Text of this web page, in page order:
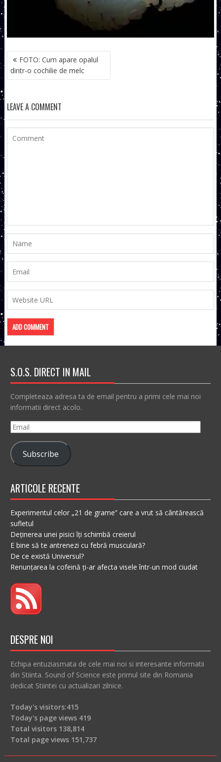
NAVIGARE
ÎN
ARTICOLE
FOTO: Cum apare opalul
dintr-o cochilie de melc
LEAVE A COMMENT
S.O.S. DIRECT IN MAIL
Completeaza adresa ta de email pentru a primi cele mai noi
informatii direct acolo.
Email
Subscribe
ARTICOLE RECENTE
Experimentul celor „21 de grame” care a vrut să cântărească
sufletul
Deținerea unei pisici îți schimbă creierul
E bine să te antrenezi cu febră musculară?
De ce există Universul?
Renunțarea la cofeină ți-ar afecta visele într-un mod ciudat
DESPRE NOI
Echipa entuziasmata de cele mai noi si interesante informatii
din Stiinta. Sound of Science este primul site din Romania
dedicat Stiintei cu actualizari zilnice.
Today's visitors:415
Today's page views 419
Total visitors 138,814
Total page views 151,737